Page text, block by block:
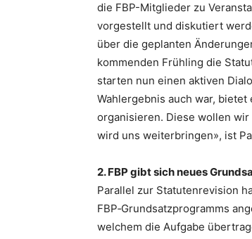
die FBP-Mitglieder zu
vorgestellt und diskutiert
über die geplanten
kommenden Frühling die
starten nun einen aktiven
Wahlergebnis auch war,
organisieren. Diese wollen
wird uns weiterbringen», ist
2. FBP gibt sich neues
Parallel zur Statutenrevision
FBP‑Grundsatzprogramms
welchem die Aufgabe